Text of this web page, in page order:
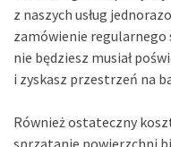
z naszych usług
zamówienie
nie będziesz musiał
i zyskasz przestrzeń na
Również ostateczny